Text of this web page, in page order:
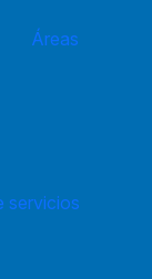
Áreas
servicios